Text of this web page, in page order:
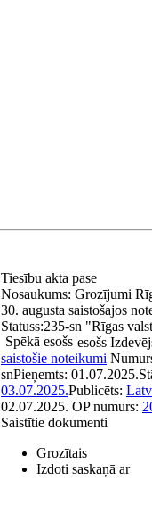
Tiesību akta pase
Nosaukums: Grozījumi
30. augusta saistošajos
235-sn "Rīgas
Statuss:
Spēkā esošs esošs
saistošie noteikumi
snPieņemts: 01.07.2025.
03.07.2025.Publicēts:
02.07.2025. OP numurs:
Saistītie dokumenti
Grozītais
Izdoti saskaņā ar